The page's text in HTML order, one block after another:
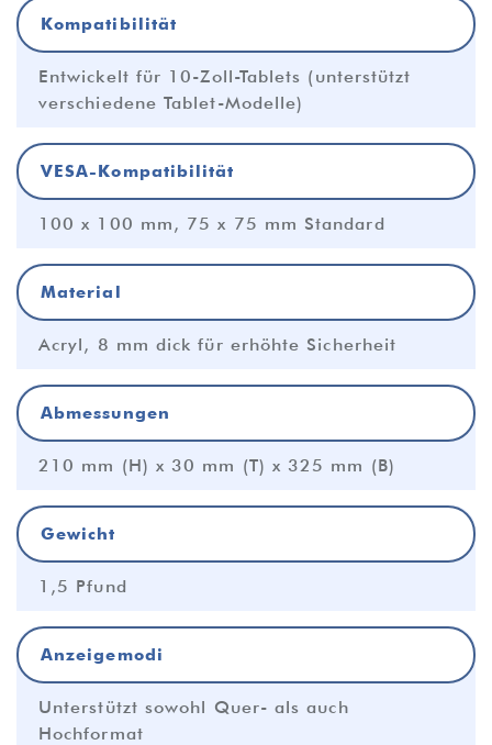
Kompatibilität
Entwickelt für 10-Zoll-Tablets (unterstützt
verschiedene Tablet-Modelle)
VESA-Kompatibilität
100 x 100 mm, 75 x 75 mm Standard
Material
Acryl, 8 mm dick für erhöhte Sicherheit
Abmessungen
210 mm (H) x 30 mm (T) x 325 mm (B)
Gewicht
1,5 Pfund
Anzeigemodi
Unterstützt sowohl Quer- als auch
Hochformat